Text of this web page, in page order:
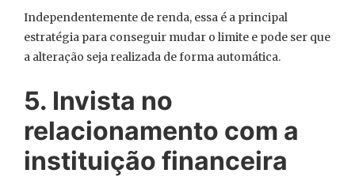
Independentemente de renda, essa é a principal
estratégia para conseguir mudar o limite e pode ser que
a alteração seja realizada de forma automática.
5. Invista no
relacionamento com a
instituição financeira